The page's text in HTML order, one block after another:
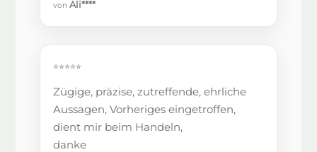
vonAli****
⭐⭐⭐⭐⭐
Zügige, präzise, zutreffende, ehrliche
Aussagen, Vorheriges eingetroffen,
dient mir beim Handeln,
danke